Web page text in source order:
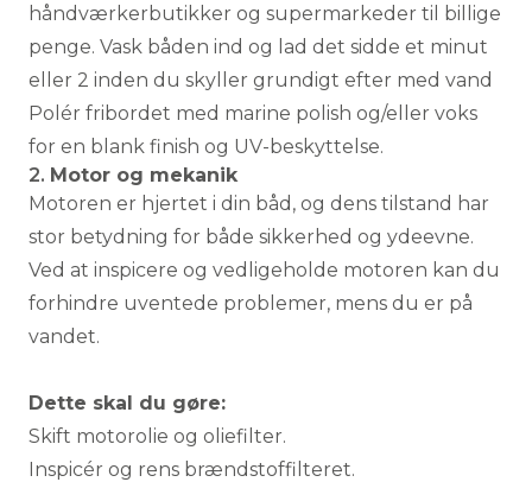
håndværkerbutikker og supermarkeder til billige
penge. Vask båden ind og lad det sidde et minut
eller 2 inden du skyller grundigt efter med vand
Polér fribordet med marine polish og/eller voks
for en blank finish og UV-beskyttelse.
2. Motor og mekanik
Motoren er hjertet i din båd, og dens tilstand har
stor betydning for både sikkerhed og ydeevne.
Ved at inspicere og vedligeholde motoren kan du
forhindre uventede problemer, mens du er på
vandet.
Dette skal du gøre:
Skift motorolie og oliefilter.
Inspicér og rens brændstoffilteret.